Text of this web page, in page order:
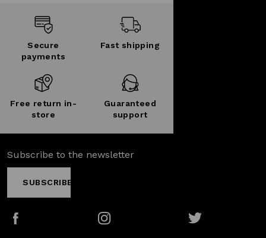
Secure
payments
Fast shipping
Free return in-
store
Guaranteed
support
Subscribe to the newsletter
SUBSCRIBE